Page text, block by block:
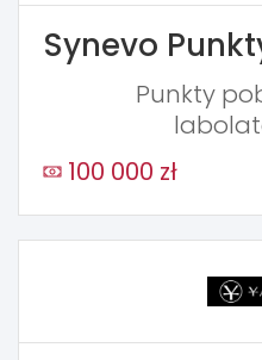
Synevo
Punkty
100 000 zł